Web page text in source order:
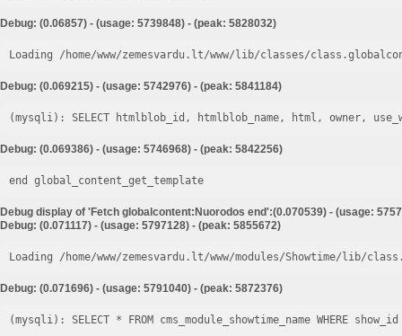
Debug: (0.06857) - (usage: 5739848) - (peak: 5828032)
Loading /home/www/zemesvardu.lt/www/lib/classes/
Debug: (0.069215) - (usage: 5742976) - (peak: 5841184)
Debug: (0.069386) - (usage: 5746968) - (peak: 5842256)
end global_content_get_template
Debug display of 'Fetch globalcontent:Nuorodos end':(0.070539) - (usage:
Debug: (0.071117) - (usage: 5797128) - (peak: 5855672)
Loading /home/www/zemesvardu.lt/www/modules/Showtime/lib/
Debug: (0.071696) - (usage: 5791040) - (peak: 5872376)